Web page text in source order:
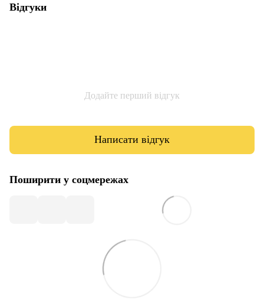
Відгуки
Додайте перший відгук
Написати відгук
Поширити у соцмережах